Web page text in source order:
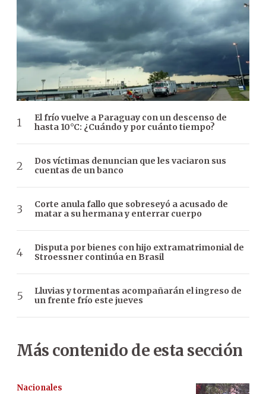
El frío vuelve a Paraguay con un descenso de
hasta 10°C: ¿Cuándo y por cuánto tiempo?
Dos víctimas denuncian que les vaciaron sus
cuentas de un banco
Corte anula fallo que sobreseyó a acusado de
matar a su hermana y enterrar cuerpo
Disputa por bienes con hijo extramatrimonial de
Stroessner continúa en Brasil
Lluvias y tormentas acompañarán el ingreso de
un frente frío este jueves
Más contenido de esta sección
Nacionales